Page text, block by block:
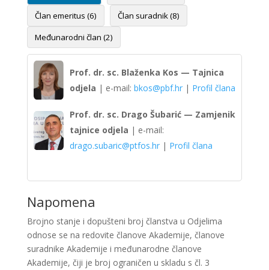
Član emeritus (6)
Član suradnik (8)
Međunarodni član (2)
Prof. dr. sc. Blaženka Kos — Tajnica
odjela | e-mail: bkos@pbf.hr| Profil člana
Prof. dr. sc. Drago Šubarić — Zamjenik
tajnice odjela | e-mail:
drago.subaric@ptfos.hr| Profil člana
Napomena
Brojno stanje i dopušteni broj članstva u Odjelima
odnose se na redovite članove Akademije, članove
suradnike Akademije i međunarodne članove
Akademije, čiji je broj ograničen u skladu s čl. 3